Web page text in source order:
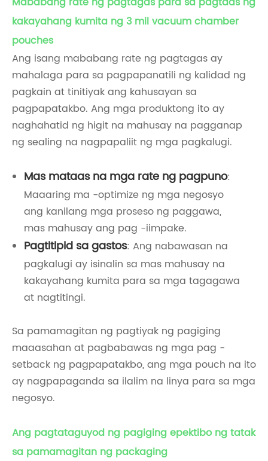
kakayahang kumita ng 3 mil vacuum chamber
pouches
Ang isang mababang rate ng pagtagas ay
mahalaga para sa pagpapanatili ng kalidad ng
pagkain at tinitiyak ang kahusayan sa
pagpapatakbo. Ang mga produktong ito ay
naghahatid ng higit na mahusay na pagganap
ng sealing na nagpapaliit ng mga pagkalugi.
Mas mataas na mga rate ng pagpuno:
Maaaring ma -optimize ng mga negosyo
ang kanilang mga proseso ng paggawa,
mas mahusay ang pag -iimpake.
Pagtitipid sa gastos: Ang nabawasan na
pagkalugi ay isinalin sa mas mahusay na
kakayahang kumita para sa mga tagagawa
at nagtitingi.
Sa pamamagitan ng pagtiyak ng pagiging
maaasahan at pagbabawas ng mga pag -
setback ng pagpapatakbo, ang mga pouch na ito
ay nagpapaganda sa ilalim na linya para sa mga
negosyo.
Ang pagtataguyod ng pagiging epektibo ng tatak
sa pamamagitan ng packaging